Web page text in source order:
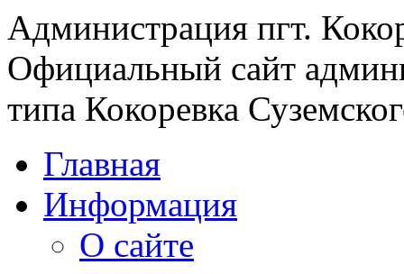
Администрация пгт.
Официальный сайт
типа Кокоревка
Главная
Информация
О сайте